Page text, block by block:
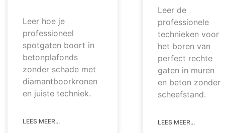
Leer hoe je
professioneel
spotgaten boort in
betonplafonds
zonder schade met
diamantboorkronen
en juiste techniek.
LEES MEER...
Leer de
professionele
technieken voor
het boren van
perfect rechte
gaten in muren
en beton zonder
scheefstand.
LEES MEER...